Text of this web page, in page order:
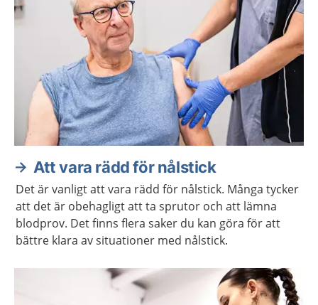
Att vara rädd för nålstick
Det är vanligt att vara rädd för nålstick. Många tycker
att det är obehagligt att ta sprutor och att lämna
blodprov. Det finns flera saker du kan göra för att
bättre klara av situationer med nålstick.